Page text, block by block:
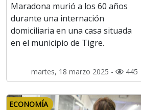
Maradona murió a los 60 años
durante una internación
domiciliaria en una casa situada
en el municipio de Tigre.
martes, 18 marzo 2025 - 445
ECONOMÍA